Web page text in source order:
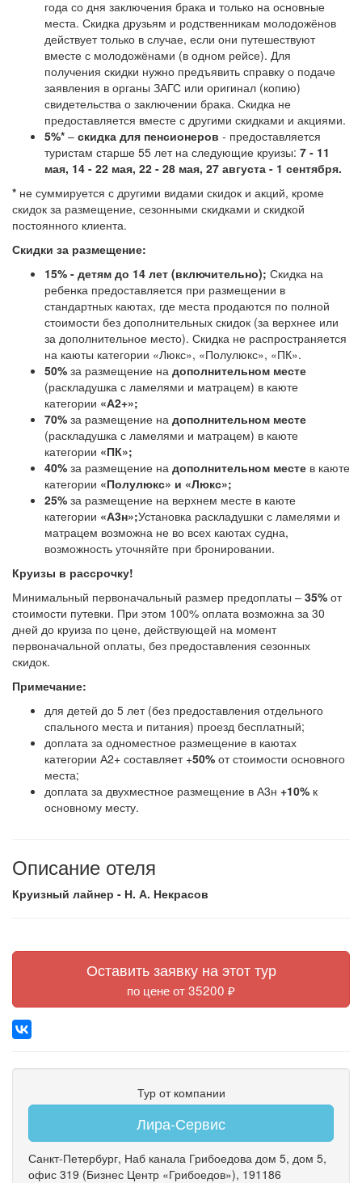
года со дня заключения брака и только на основные
места. Скидка друзьям и родственникам молодожёнов
действует только в случае, если они путешествуют
вместе с молодожёнами (в одном рейсе). Для
получения скидки нужно предъявить справку о подаче
заявления в органы ЗАГС или оригинал (копию)
свидетельства о заключении брака. Скидка не
предоставляется вместе с другими скидками и акциями.
5%* – скидка для пенсионеров - предоставляется
туристам старше 55 лет на следующие круизы: 7 - 11
мая, 14 - 22 мая, 22 - 28 мая, 27 августа - 1 сентября.
* не суммируется с другими видами скидок и акций, кроме
скидок за размещение, сезонными скидками и скидкой
постоянного клиента.
Скидки за размещение:
15% - детям до 14 лет (включительно); Скидка на
ребенка предоставляется при размещении в
стандартных каютах, где места продаются по полной
стоимости без дополнительных скидок (за верхнее или
за дополнительное место). Скидка не распространяется
на каюты категории «Люкс», «Полулюкс», «ПК».
50% за размещение на дополнительном месте
(раскладушка с ламелями и матрацем) в каюте
категории «А2+»;
70% за размещение на дополнительном месте
(раскладушка с ламелями и матрацем) в каюте
категории «ПК»;
40% за размещение на дополнительном месте в каюте
категории «Полулюкс» и «Люкс»;
25% за размещение на верхнем месте в каюте
категории «А3н»;Установка раскладушки с ламелями и
матрацем возможна не во всех каютах судна,
возможность уточняйте при бронировании.
Круизы в рассрочку!
Минимальный первоначальный размер предоплаты – 35% от
стоимости путевки. При этом 100% оплата возможна за 30
дней до круиза по цене, действующей на момент
первоначальной оплаты, без предоставления сезонных
скидок.
Примечание:
для детей до 5 лет (без предоставления отдельного
спального места и питания) проезд бесплатный;
доплата за одноместное размещение в каютах
категории А2+ составляет +50% от стоимости основного
места;
доплата за двухместное размещение в А3н +10% к
основному месту.
Описание отеля
Круизный лайнер - Н. А. Некрасов
Оставить заявку на этот тур
по цене от 35200 ₽
Тур от компании
Лира-Сервис
Санкт-Петербург, Наб канала Грибоедова дом 5, дом 5,
офис 319 (Бизнес Центр «Грибоедов»), 191186